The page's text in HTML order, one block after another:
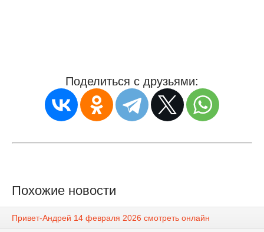
Поделиться с друзьями:
Похожие новости
Привет-Андрей 14 февраля 2026 смотреть онлайн